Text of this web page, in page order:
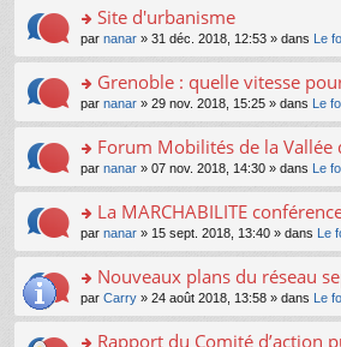
nt
s
ré
c
e
nt
le
pl
u
s
ré
c
e
nt
n
n
le
pl
u
s
ré
c
e
nt
a
g
e
n
n
le
pl
u
s
ré
c
e
nt
m
e
s
a
g
e
n
n
le
pl
u
s
ré
c
e
nt
s
ult
er
le
m
e
s
a
g
e
n
n
le
pl
u
s
o
n
s
ult
er
le
m
e
s
a
g
e
n
n
Site d'urbanisme
par nanar » 31 déc. 2018, 12:53 » dans Le
o
n
s
ult
er
le
m
e
s
a
g
e
n
Grenoble : quelle vitesse
par nanar » 29 nov. 2018, 15:25 » dans Le
o
n
s
ult
er
le
m
e
s
Forum Mobilités de la
par nanar » 07 nov. 2018, 14:30 » dans Le
o
n
s
ult
er
le
m
La MARCHABILITE
par nanar » 15 sept. 2018, 13:40 » dans Le
o
n
s
Nouveaux plans du réseau
par Carry » 24 août 2018, 13:58 » dans Le
Rapport du Comité d’action